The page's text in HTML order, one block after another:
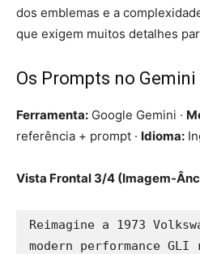
dos emblemas e a
que exigem muitos detalhes
Os Prompts no Gemini
Ferramenta: Google Gemini ·
referência + prompt · Idioma:
Vista Frontal 3/4 (Imagem-
Reimagine a 1973
modern performance GLI